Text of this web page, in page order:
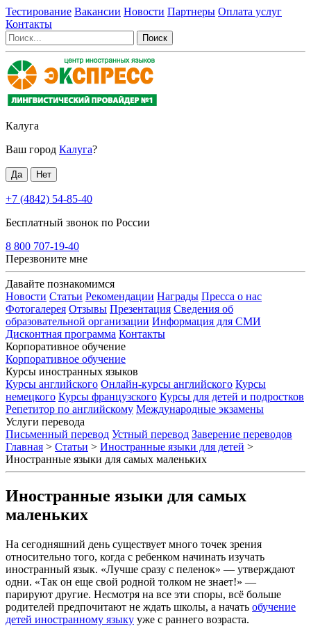
Тестирование Вакансии Новости Партнеры Оплата услуг
Контакты
Калуга
Ваш город Калуга?
+7 (4842) 54-85-40
Бесплатный звонок по России
8 800 707-19-40
Перезвоните мне
Давайте познакомимся
Новости Статьи Рекомендации Награды Пресса о нас
Фотогалерея Отзывы Презентация Сведения об
образовательной организации Информация для СМИ
Дисконтная программа Контакты
Корпоративное обучение
Корпоративное обучение
Курсы иностранных языков
Курсы английского Онлайн-курсы английского Курсы
немецкого Курсы французского Курсы для детей и подростков
Репетитор по английскому Международные экзамены
Услуги перевода
Письменный перевод Устный перевод Заверение переводов
Главная > Статьи > Иностранные языки для детей >
Иностранные языки для самых маленьких
Иностранные языки для самых
маленьких
На сегодняшний день существует много точек зрения
относительно того, когда с ребенком начинать изучать
иностранный язык. «Лучше сразу с пеленок» — утверждают
одни. «Так он еще свой родной толком не знает!» —
парируют другие. Несмотря на все эти споры, всё больше
родителей предпочитают не ждать школы, а начать обучение
детей иностранному языку уже с раннего возраста.